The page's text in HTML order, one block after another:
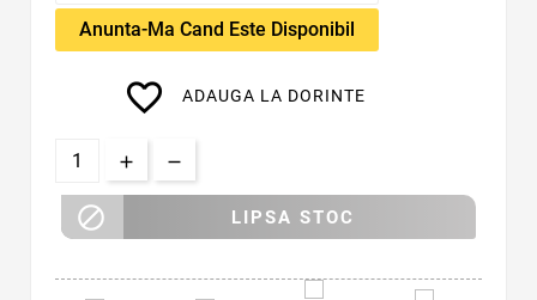
Anunta-Ma Cand Este Disponibil
favorite_border ADAUGA LA DORINTE
 LIPSA STOC